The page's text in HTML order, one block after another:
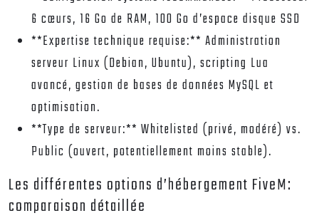
6 cœurs, 16 Go de RAM, 100 Go d’espace disque SSD
**Expertise technique requise:** Administration
serveur Linux (Debian, Ubuntu), scripting Lua
avancé, gestion de bases de données MySQL et
optimisation.
**Type de serveur:** Whitelisted (privé, modéré) vs.
Public (ouvert, potentiellement moins stable).
Les différentes options d’hébergement FiveM:
comparaison détaillée